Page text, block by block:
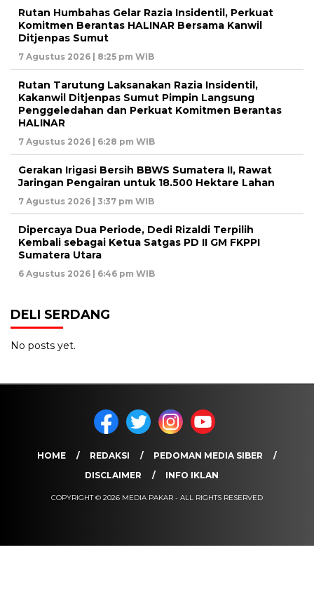
Rutan Humbahas Gelar Razia Insidentil, Perkuat
Komitmen Berantas HALINAR Bersama Kanwil
Ditjenpas Sumut
7 Agustus 2026 | 8:25 pm WIB
Rutan Tarutung Laksanakan Razia Insidentil,
Kakanwil Ditjenpas Sumut Pimpin Langsung
Penggeledahan dan Perkuat Komitmen Berantas
HALINAR
7 Agustus 2026 | 6:28 pm WIB
Gerakan Irigasi Bersih BBWS Sumatera II, Rawat
Jaringan Pengairan untuk 18.500 Hektare Lahan
7 Agustus 2026 | 3:37 pm WIB
Dipercaya Dua Periode, Dedi Rizaldi Terpilih
Kembali sebagai Ketua Satgas PD II GM FKPPI
Sumatera Utara
6 Agustus 2026 | 6:46 pm WIB
DELI SERDANG
No posts yet.
HOME REDAKSI
PEDOMAN MEDIA SIBER
DISCLAIMER
INFO IKLAN
COPYRIGHT © 2026 MEDIA PAKAR - ALL RIGHTS RESERVED